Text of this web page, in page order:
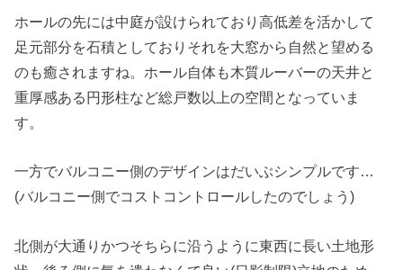
ホールの先には中庭が設けられており高低差を活かして
足元部分を石積としておりそれを大窓から自然と望める
のも癒されますね。ホール自体も木質ルーバーの天井と
重厚感ある円形柱など総戸数以上の空間となっていま
す。
一方でバルコニー側のデザインはだいぶシンプルです…
(バルコニー側でコストコントロールしたのでしょう)
北側が大通りかつそちらに沿うように東西に長い土地形